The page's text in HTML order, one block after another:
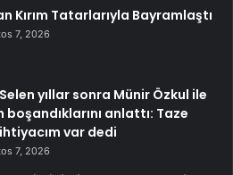
Kırım Tatarlarıyla Bayramlaştı
7, 2026
yıllar sonra Münir Özkul ile
boşandıklarını anlattı: Taze
var dedi
7, 2026